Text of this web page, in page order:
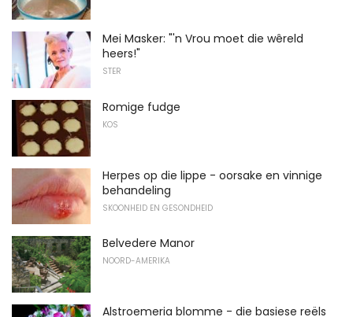
Mei Masker: "'n Vrou moet die wêreld
heers!"
STER
Romige fudge
KOS
Herpes op die lippe - oorsake en vinnige
behandeling
SKOONHEID EN GESONDHEID
Belvedere Manor
NOORD-AMERIKA
Alstroemeria blomme - die basiese reëls